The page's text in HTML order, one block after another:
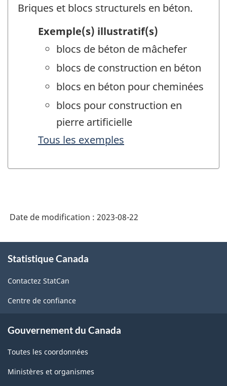
Briques et blocs structurels en béton.
Exemple(s) illustratif(s)
blocs de béton de mâchefer
blocs de construction en béton
blocs en béton pour cheminées
blocs pour construction en
pierre artificielle
Tous les exemples
Date de modification : 2023-08-22
propos
ce
site
Statistique Canada
Contactez StatCan
Centre de confiance
Gouvernement du Canada
Toutes les coordonnées
Ministères et organismes